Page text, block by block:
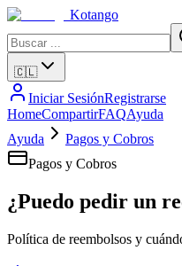
Kotango
🇨🇱
Iniciar SesiónRegistrarse
HomeCompartirFAQAyuda
Ayuda
Pagos y Cobros
Pagos y Cobros
¿Puedo pedir un
Política de reembolsos y